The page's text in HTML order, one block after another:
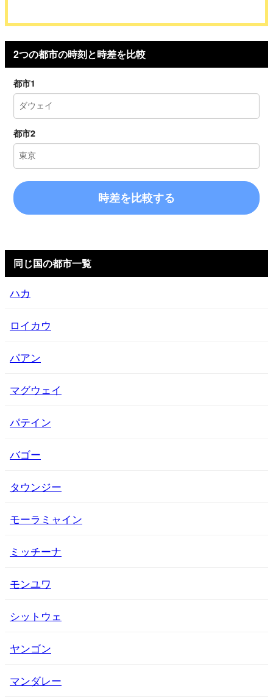
2つの都市の時刻と時差を比較
都市1
都市2
時差を比較する
同じ国の都市一覧
ハカ
ロイカウ
パアン
マグウェイ
パテイン
バゴー
タウンジー
モーラミャイン
ミッチーナ
モンユワ
シットウェ
ヤンゴン
マンダレー